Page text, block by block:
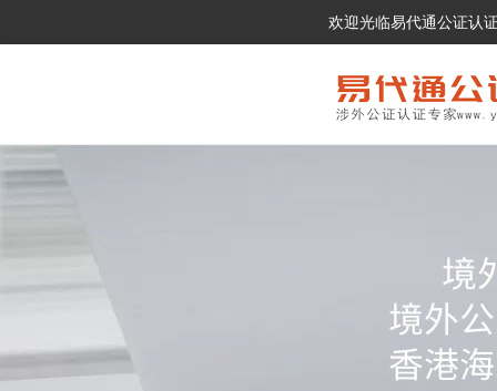
欢迎光临易代通公证认